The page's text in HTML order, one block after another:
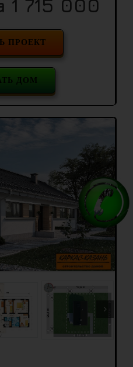
1 715 000
ПРОЕКТ
ДОМ